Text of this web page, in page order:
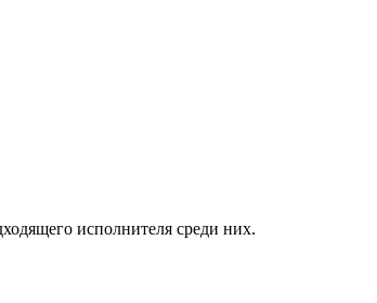
исполнителя среди них.